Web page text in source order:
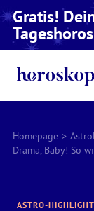
Gratis!
Homepage >
Drama, Baby! So
ASTRO-